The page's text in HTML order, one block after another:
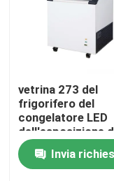
Refrigeratore
Congelatore
Congelatore
vetrina 273 del
frigorifero del
congelatore LED
dell'esposizione
gelato di altezza di
850mm - 645L
Invia